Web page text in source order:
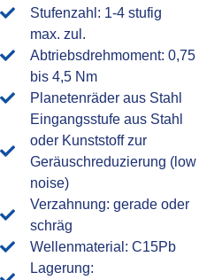
Stufenzahl: 1-4 stufig
max. zul.
Abtriebsdrehmoment: 0,75
bis 4,5 Nm
Planetenräder aus Stahl
Eingangsstufe aus Stahl
oder Kunststoff zur
Geräuschreduzierung (low
noise)
Verzahnung: gerade oder
schräg
Wellenmaterial: C15Pb
Lagerung: